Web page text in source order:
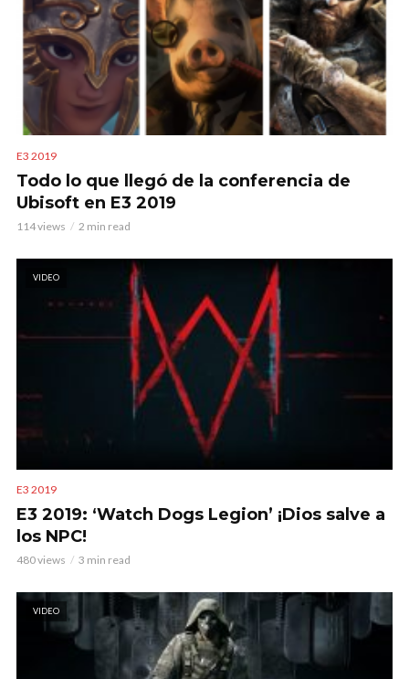
E3 2019
Todo lo que llegó de la conferencia de
Ubisoft en E3 2019
114 views 2 min read
VIDEO
E3 2019
E3 2019: ‘Watch Dogs Legion’ ¡Dios salve a
los NPC!
480 views 3 min read
VIDEO